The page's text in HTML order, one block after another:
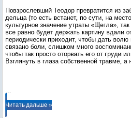
Повзрослевший Теодор превратится из
дельца (то есть встанет, по сути, на
культурное значение утраты «Щегла»,
все равно будет держать картину вдали
периодически приходит, чтобы дать
связано боли, слишком много
чтобы так просто оторвать его от груди
Взглянуть в глаза собственной травме,
...
Читать дальше »